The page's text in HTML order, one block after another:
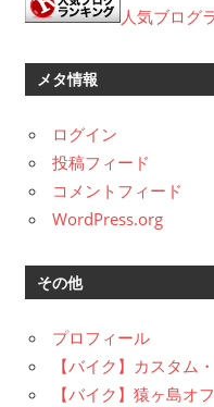
ブ
人気ブログ
メタ情報
ログイン
投稿フィード
コメントフィード
WordPress.org
その他
プロフィール
【バイク】カスタム
【バイク】猿ヶ島オ